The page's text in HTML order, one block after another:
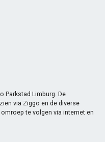
Parkstad Limburg. De
via Ziggo en de diverse
te volgen via internet en